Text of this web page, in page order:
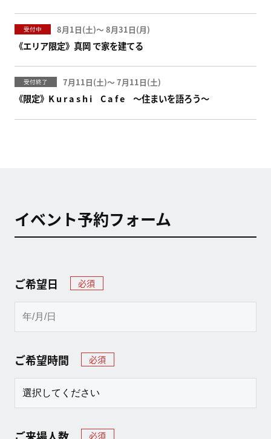
受付中 8月1日( )〜 8月31日( )
《エリア限定》真岡 で家を建てる
受付終了 7月11日( )〜 7月11日( )
《限定》K u r a s h i C a f e ～住まいを語ろう～
イベント予約フォーム
ご希望日 必須
ご希望時間 必須
ご来場人数 必須